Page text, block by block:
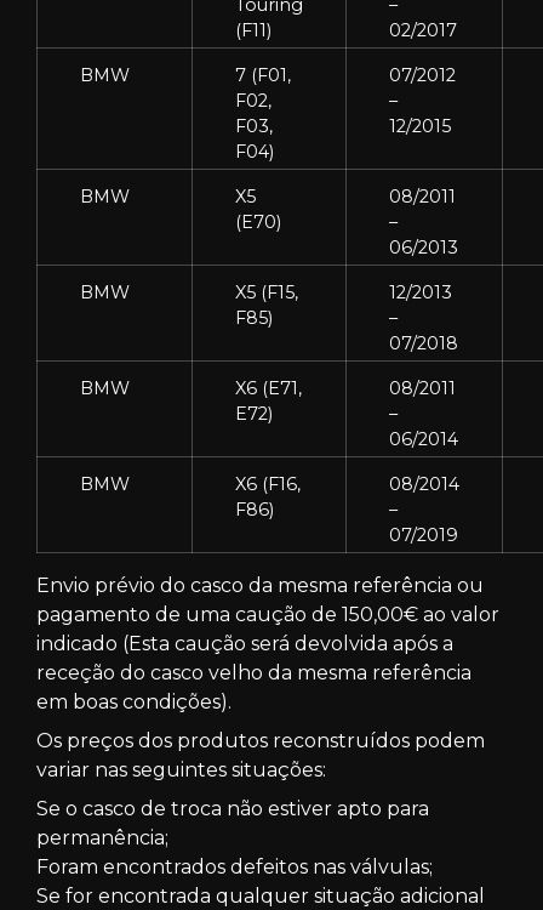
Touring
(F11)
–
02/2017
BMW
7 (F01,
F02,
F03,
F04)
07/2012
–
12/2015
BMW
X5
(E70)
08/2011
–
06/2013
BMW
X5 (F15,
F85)
12/2013
–
07/2018
BMW
X6 (E71,
E72)
08/2011
–
06/2014
BMW
X6 (F16,
F86)
08/2014
–
07/2019
Envio prévio do casco da mesma referência ou
pagamento de uma caução de 150,00€ ao valor
indicado (Esta caução será devolvida após a
receção do casco velho da mesma referência
em boas condições).
Os preços dos produtos reconstruídos podem
variar nas seguintes situações:
Se o casco de troca não estiver apto para
permanência;
Foram encontrados defeitos nas válvulas;
Se for encontrada qualquer situação adicional